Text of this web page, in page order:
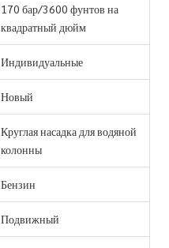
170 бар/3600 фунтов на
квадратный дюйм
Индивидуальные
Новый
Круглая насадка для водяной
колонны
Бензин
Подвижный